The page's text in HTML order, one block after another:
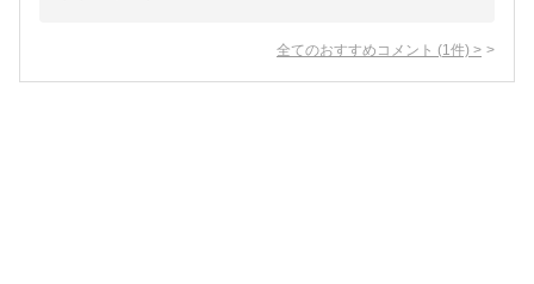
全てのおすすめコメント (1 件) >